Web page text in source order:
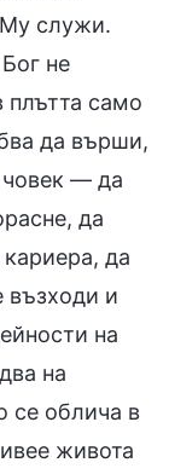
Му служи.
не
плътта само
да върши,
човек — да
да
да
възходи и
на
на
се облича в
живота